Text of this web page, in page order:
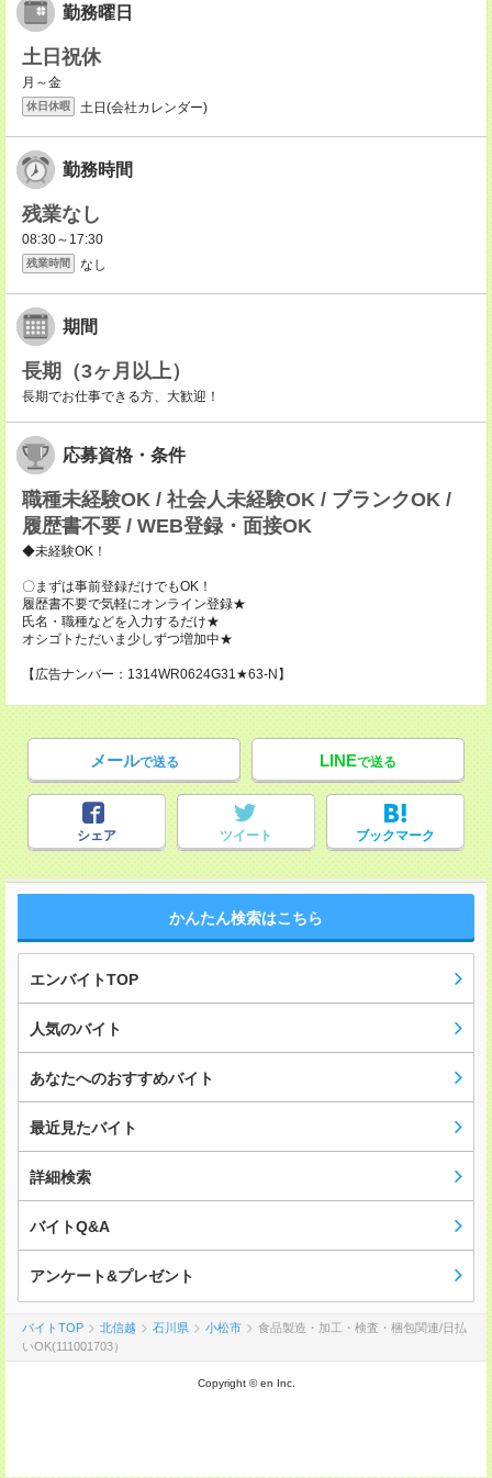
勤務曜日
土日祝休
月～金
休日休暇 土日(会社カレンダー)
勤務時間
残業なし
08:30～17:30
残業時間 なし
期間
長期（3ヶ月以上）
長期でお仕事できる方、大歓迎！
応募資格・条件
職種未経験OK / 社会人未経験OK / ブランクOK /
履歴書不要 / WEB登録・面接OK
◆未経験OK！
〇まずは事前登録だけでもOK！
履歴書不要で気軽にオンライン登録★
氏名・職種などを入力するだけ★
オシゴトただいま少しずつ増加中★
【広告ナンバー：1314WR0624G31★63-N】
メールで送る LINEで送る
シェア ツイート ブックマーク
かんたん検索はこちら
エンバイトTOP
人気のバイト
あなたへのおすすめバイト
最近見たバイト
詳細検索
バイトQ&A
アンケート&プレゼント
バイトTOP 北信越 石川県 小松市
食品製造・加工・検査・梱包関連/日払
いOK(111001703）
Copyright © en Inc.